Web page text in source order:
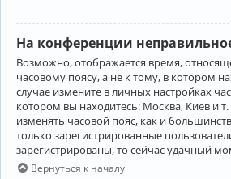
На конференции
Возможно, отображается время,
часовому поясу, а не к тому, в котором
случае измените в личных настройках
котором вы находитесь: Москва, Киев и т.
изменять часовой пояс, как и
только зарегистрированные
зарегистрированы, то сейчас удачный
Вернуться к началу